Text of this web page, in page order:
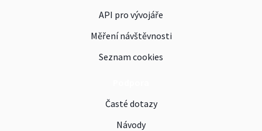
API pro vývojáře
Měření návštěvnosti
Seznam cookies
Časté dotazy
Návody